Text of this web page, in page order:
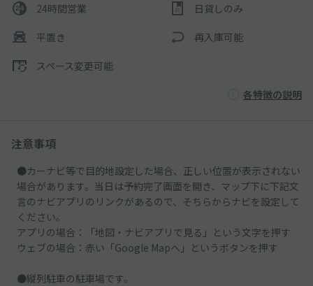
24時間営業 日貸しのみ
平置き 再入庫可能
スペース変更可能
各特徴の説明
注意事項
●カーナビ等で目的地設定した場合、正しい位置が表示されない
場合があります。当日は予約完了画面を開き、マップ下に下記文
言のナビアプリのリンクがあるので、そちらからナビを設定して
ください。
アプリの場合：「地図・ナビアプリで見る」という文字を押す
ウェブの場合：赤い「Google Mapへ」というボタンを押す
●縦列駐車の駐車場です。